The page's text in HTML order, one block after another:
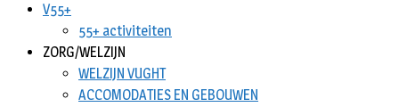
V55+
55+ activiteiten
ZORG/WELZIJN
WELZIJN VUGHT
ACCOMODATIES EN GEBOUWEN